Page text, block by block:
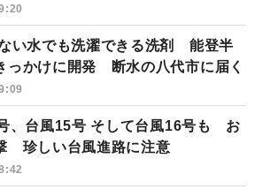
い水でも洗濯できる洗剤 能登半
っかけに開発 断水の八代市に届く
、台風15号 そして台風16号も お
珍しい台風進路に注意